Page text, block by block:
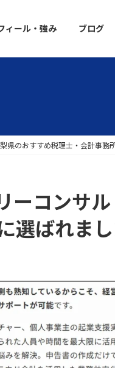
ィール・強み ブログ
県のおすすめ税理士・会計事務
コンサル
選ばれまし